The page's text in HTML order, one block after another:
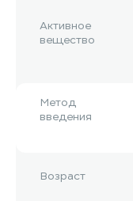
Активное
вещество
Метод
введения
Возраст